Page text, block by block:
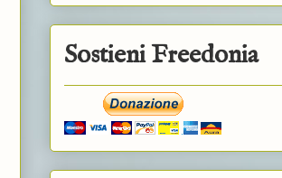
Sostieni Freedonia